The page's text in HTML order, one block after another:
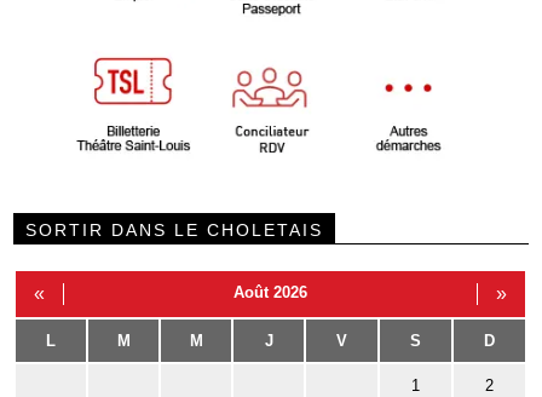
SORTIR DANS LE CHOLETAIS
« Août 2026 »
L M M J V S D
1 2